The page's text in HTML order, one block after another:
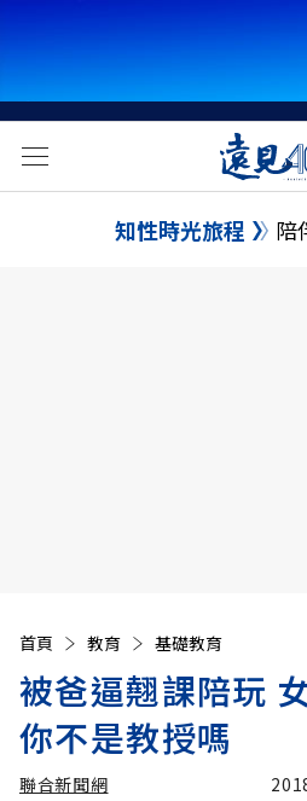
知性時光旅程 陪
首頁 教育 基礎教育
被爸逼翹課陪玩
你不是教授嗎
聯合新聞網